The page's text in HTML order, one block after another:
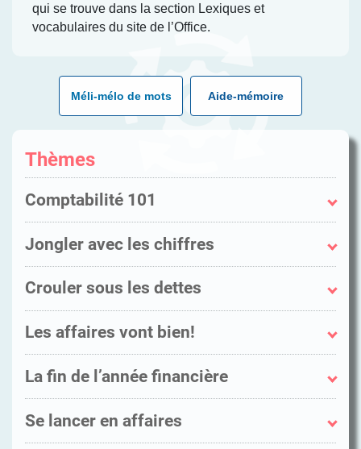
qui se trouve dans la section Lexiques et
vocabulaires du site de l’Office.
Méli-mélo de mots Aide-mémoire
Thèmes
Comptabilité 101
budget
chiffrier
client
comptabilité
comptable
comptable professionnel agréé
coût
Jongler avec les chiffres
argent
décaissement
dépôt
encaisse
encaissement
épargne
montant
Crouler sous les dettes
amortissement
baisse
créance
créancier
crédit
découvert
Les affaires vont bien!
actif
bénéfice
croissance
dividende
excédent
La fin de l’année financière
bilan comptable
chiffre d’affaires
états financiers
Se lancer en affaires
analyse financière